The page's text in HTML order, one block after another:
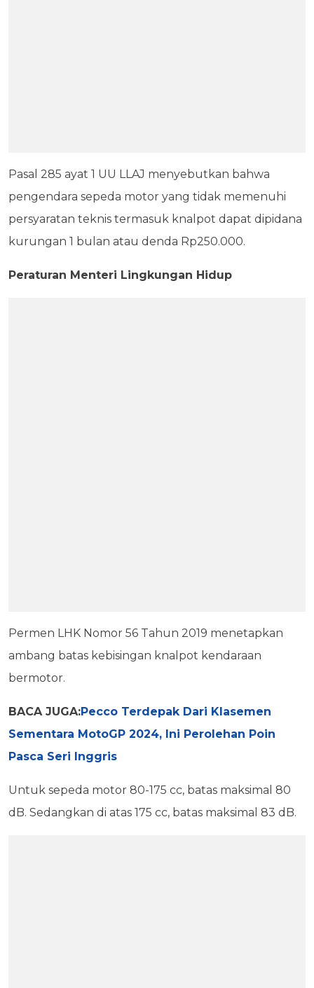
Pasal 285 ayat 1 UU LLAJ menyebutkan bahwa
pengendara sepeda motor yang tidak memenuhi
persyaratan teknis termasuk knalpot dapat dipidana
kurungan 1 bulan atau denda Rp250.000.
Peraturan Menteri Lingkungan Hidup
Permen LHK Nomor 56 Tahun 2019 menetapkan
ambang batas kebisingan knalpot kendaraan
bermotor.
BACA JUGA:Pecco Terdepak Dari Klasemen
Sementara MotoGP 2024, Ini Perolehan Poin
Pasca Seri Inggris
Untuk sepeda motor 80-175 cc, batas maksimal 80
dB. Sedangkan di atas 175 cc, batas maksimal 83 dB.